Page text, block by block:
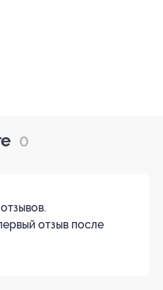
0
отзыв после